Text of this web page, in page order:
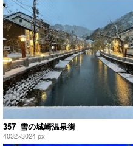
357_雪の城崎温泉街
4032×3024 px